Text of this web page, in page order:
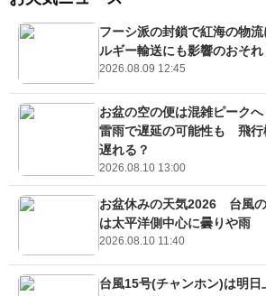
フーシ派の封鎖で紅海の物
ルギー輸送にも影響のおそれ
2026.08.09 12:45
お盆の空の便は混雑ピーク
雷雨で遅延の可能性も 飛行
遅れる？
2026.08.10 13:00
お盆休みの天気2026 台風
は太平洋側中心に曇りや雨
2026.08.10 11:40
台風15号(チャンホン)は明